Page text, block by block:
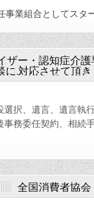
事業組合としてスタ
ザー・認知症介
に.対応させて頂
選択、遺言、遺言執
事務委任契約、相続
全国消費者協会